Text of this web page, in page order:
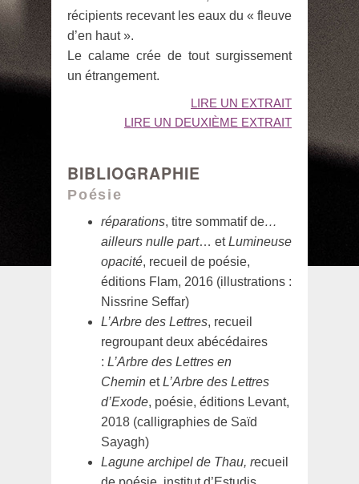
récipients recevant les eaux du « fleuve
d’en haut ».
Le calame crée de tout surgissement
un étrangement.
LIRE UN EXTRAIT
LIRE UN DEUXIÈME EXTRAIT
BIBLIOGRAPHIE
Poésie
réparations, titre sommatif de…
ailleurs nulle part… etLumineuse
opacité, recueil de poésie,
éditions Flam, 2016 (illustrations :
Nissrine Seffar)
L’Arbre des Lettres, recueil
regroupant deux abécédaires
: L’Arbre des Lettres en
Chemin etL’Arbre des Lettres
d’Exode, poésie, éditions Levant,
2018 (calligraphies de Saïd
Sayagh)
Lagune archipel de Thau, recueil